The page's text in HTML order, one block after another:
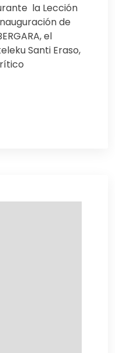
la Lección
de
el
Santi Eraso,